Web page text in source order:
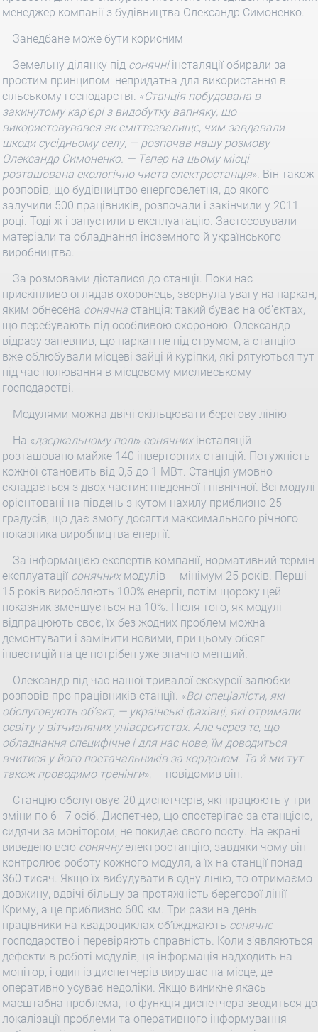
менеджер компанії з будівництва Олександр Симоненко.
Занедбане може бути корисним
Земельну ділянку під сонячніінсталяції обирали за
простим принципом: непридатна для використання в
сільському господарстві. «Станція побудована в
закинутому кар’єрі з видобутку вапняку, що
використовувався як сміттєзвалище, чим завдавали
шкоди сусідньому селу, — розпочав нашу розмову
Олександр Симоненко. — Тепер на цьому місці
розташована екологічно чиста електростанція». Він також
розповів, що будівництво енерговелетня, до якого
залучили 500 працівників, розпочали і закінчили у 2011
році. Тоді ж і запустили в експлуатацію. Застосовували
матеріали та обладнання іноземного й українського
виробництва.
За розмовами дісталися до станції. Поки нас
прискіпливо оглядав охоронець, звернула увагу на паркан,
яким обнесена сонячна станція: такий буває на об’єктах,
що перебувають під особливою охороною. Олександр
відразу запевнив, що паркан не під струмом, а станцію
вже облюбували місцеві зайці й куріпки, які рятуються тут
під час полювання в місцевому мисливському
господарстві.
Модулями можна двічі окільцювати берегову лінію
На «дзеркальному полі» сонячнихінсталяцій
розташовано майже 140 інверторних станцій. Потужність
кожної становить від 0,5 до 1 МВт. Станція умовно
складається з двох частин: південної і північної. Всі модулі
орієнтовані на південь з кутом нахилу приблизно 25
градусів, що дає змогу досягти максимального річного
показника виробництва енергії.
За інформацією експертів компанії, нормативний термін
експлуатації сонячнихмодулів — мінімум 25 років. Перші
15 років виробляють 100% енергії, потім щороку цей
показник зменшується на 10%. Після того, як модулі
відпрацюють своє, їх без жодних проблем можна
демонтувати і замінити новими, при цьому обсяг
інвестицій на це потрібен уже значно менший.
Олександр під час нашої тривалої екскурсії залюбки
розповів про працівників станції. «Всі спеціалісти, які
обслуговують об’єкт, — українські фахівці, які отримали
освіту у вітчизняних університетах. Але через те, що
обладнання специфічне і для нас нове, їм доводиться
вчитися у його постачальників за кордоном. Та й ми тут
також проводимо тренінги», — повідомив він.
Станцію обслуговує 20 диспетчерів, які працюють у три
зміни по 6—7 осіб. Диспетчер, що спостерігає за станцією,
сидячи за монітором, не покидає свого посту. На екрані
виведено всю сонячнуелектростанцію, завдяки чому він
контролює роботу кожного модуля, а їх на станції понад
360 тисяч. Якщо їх вибудувати в одну лінію, то отримаємо
довжину, вдвічі більшу за протяжність берегової лінії
Криму, а це приблизно 600 км. Три рази на день
працівники на квадроциклах об’їжджають сонячне
господарство і перевіряють справність. Коли з’являються
дефекти в роботі модулів, ця інформація надходить на
монітор, і один із диспетчерів вирушає на місце, де
оперативно усуває недоліки. Якщо виникне якась
масштабна проблема, то функція диспетчера зводиться до
локалізації проблеми та оперативного інформування